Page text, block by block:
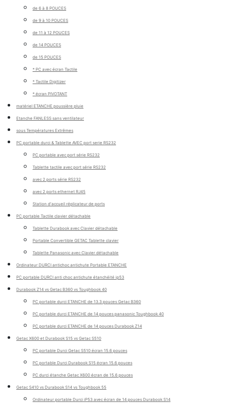
de 6 à 8 POUCES
de 9 à 10 POUCES
de 11 à 12 POUCES
de 14 POUCES
de 15 POUCES
* PC avec écran Tactile
* Tactile Digitizer
* écran PIVOTANT
matériel ETANCHE poussière pluie
Etanche FANLESS sans ventilateur
sous Températures Extrêmes
PC portable durci & Tablette AVEC port serie RS232
PC portable avec port série RS232
Tablette tactile avec port série RS232
avec 2 ports série RS232
avec 2 ports ethernet RJ45
Station d'accueil réplicateur de ports
PC portable Tactile clavier détachable
Tablette Durabook avec Clavier détachable
Portable Convertible GETAC Tablette clavier
Tablette Panasonic avec Clavier détachable
Ordinateur DURCI antichoc antichute Portable ETANCHE
PC portable DURCI anti choc antichute étanchéité ip53
Durabook Z14 vs Getac B360 vs Toughbook 40
PC portable durci ETANCHE de 13.3 pouces Getac B360
PC portable durci ETANCHE de 14 pouces panasonic Toughbook 40
PC portable durci ETANCHE de 14 pouces Durabook Z14
Getac X600 et Durabook S15 vs Getac S510
PC portable Durci Getac S510 écran 15.6 pouces
PC portable Durci Durabook S15 écran 15.6 pouces
PC durci étanche Getac X600 écran de 15.6 pouces
Getac S410 vs Durabook S14 vs Toughbook 55
Ordinateur portable Durci iP53 avec écran de 14 pouces Durabook S14